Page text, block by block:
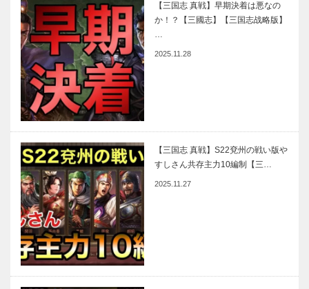
【三国志 真戦】早期決着は悪なの
か！？【三國志】【三国志战略版】
…
2025.11.28
【三国志 真戦】S22兗州の戦い版や
すしさん共存主力10編制【三…
2025.11.27